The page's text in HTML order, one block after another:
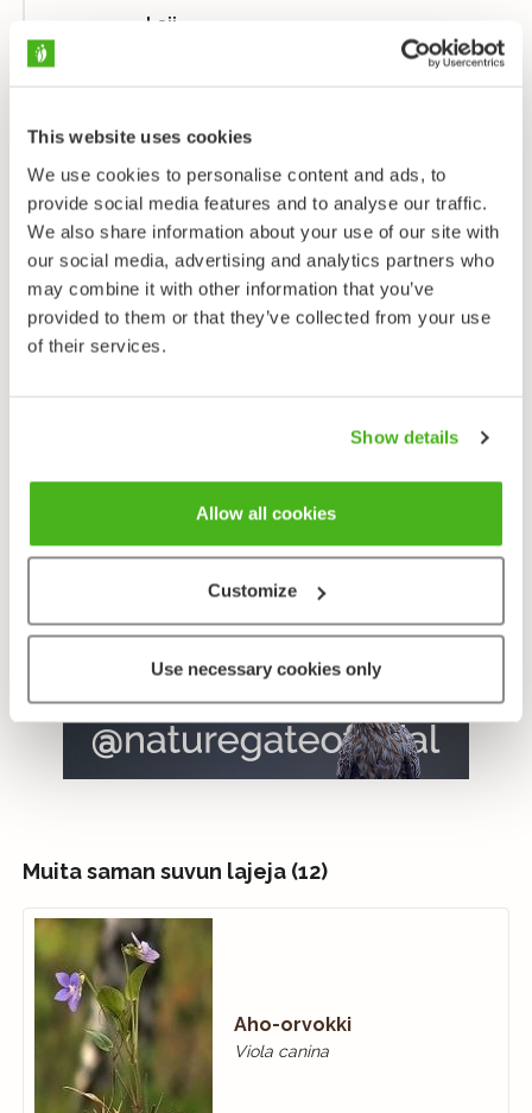
This website uses cookies
We use cookies to personalise content and ads, to
provide social media features and to analyse our traffic.
We also share information about your use of our site with
our social media, advertising and analytics partners who
may combine it with other information that you’ve
provided to them or that they’ve collected from your use
of their services.
Show details
Allow all cookies
Customize
Use necessary cookies only
Laji
: Lampinen, R. & Lahti, T. 2021:
Helsingin Yliopisto, Luonnontieteellinen keskusmuseo, Helsinki.
Muita saman suvun lajeja (12)
Aho-orvokki
Viola canina